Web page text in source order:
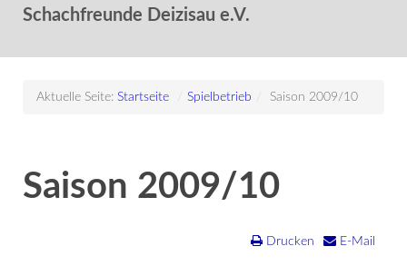
Schachfreunde Deizisau e.V.
Aktuelle Seite: Startseite / Spielbetrieb / Saison 2009/10
Saison 2009/10
Drucken E-Mail